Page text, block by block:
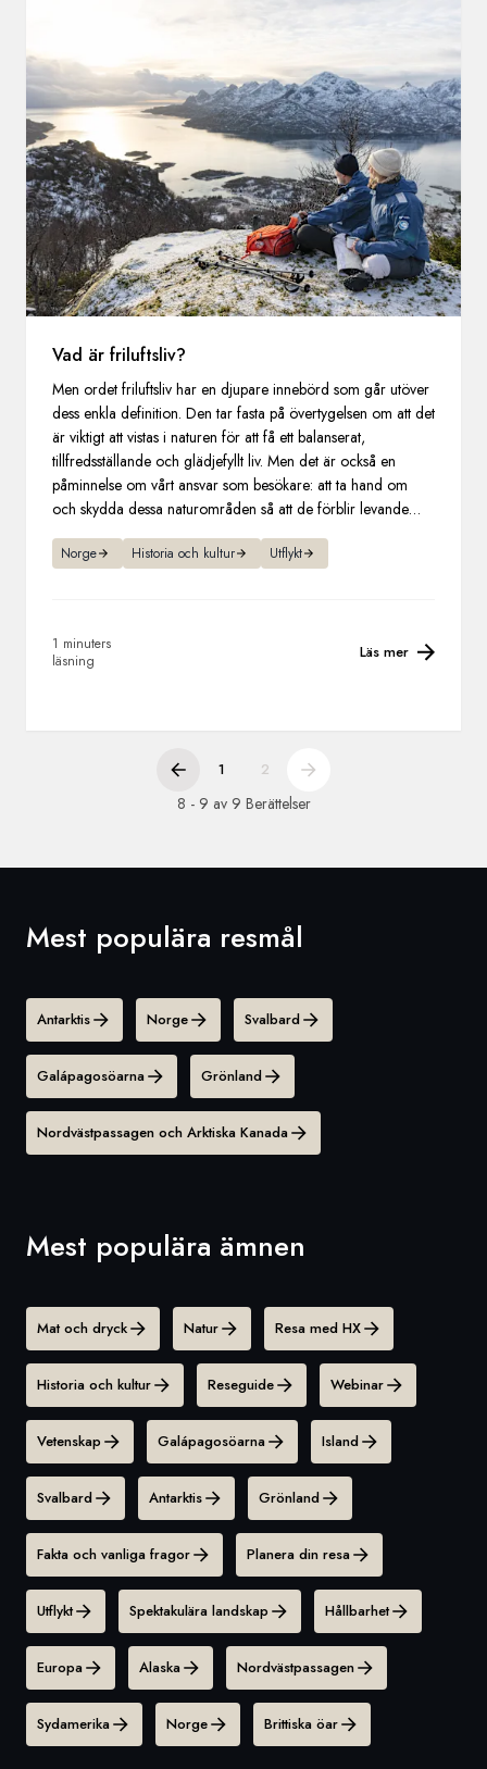
Vad är friluftsliv?
Men ordet friluftsliv har en djupare innebörd som går utöver
dess enkla definition. Den tar fasta på övertygelsen om att det
är viktigt att vistas i naturen för att få ett balanserat,
tillfredsställande och glädjefyllt liv. Men det är också en
påminnelse om vårt ansvar som besökare: att ta hand om
och skydda dessa naturområden så att de förblir levande
och tillgängliga för kommande generationer.
Norge Historia och kultur Utflykt
1 minuters
läsning
Läs mer
1 2
8 - 9 av 9 Berättelser
Mest populära resmål
Antarktis Norge Svalbard
Galápagosöarna Grönland
Nordvästpassagen och Arktiska Kanada
Mest populära ämnen
Mat och dryck Natur Resa med HX
Historia och kultur Reseguide Webinar
Vetenskap Galápagosöarna Island
Svalbard Antarktis Grönland
Fakta och vanliga fragor Planera din resa
Utflykt Spektakulära landskap Hållbarhet
Europa Alaska Nordvästpassagen
Sydamerika Norge Brittiska öar